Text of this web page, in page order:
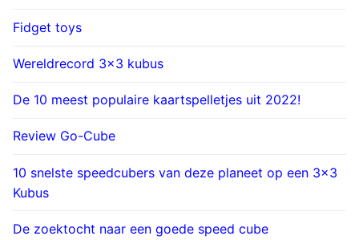
Fidget toys
Wereldrecord 3×3 kubus
De 10 meest populaire kaartspelletjes uit 2022!
Review Go-Cube
10 snelste speedcubers van deze planeet op een 3×3
Kubus
De zoektocht naar een goede speed cube